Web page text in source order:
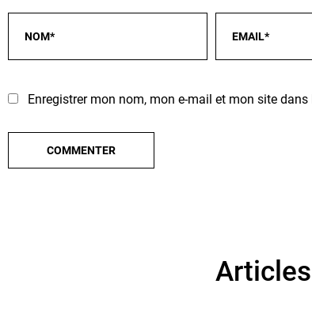
Enregistrer mon nom, mon e-mail et mon site